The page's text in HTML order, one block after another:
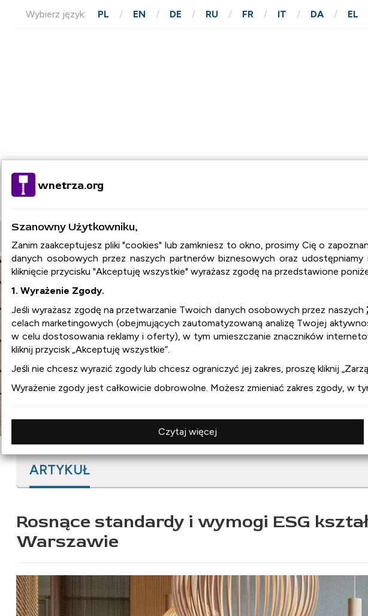
wnetrza.org
Szanowny Użytkowniku,
Zanim zaakceptujesz pliki "cookies" lub zamkniesz to okno, prosimy Cię o
danych osobowych przez naszych partnerów biznesowych oraz
kliknięcie przycisku "Akceptuję wszystkie" wyrażasz zgodę na przedstawione
1. Wyrażenie Zgody.
Jeśli wyrażasz zgodę na przetwarzanie Twoich danych osobowych przez naszych
celach marketingowych (obejmujących zautomatyzowaną analizę Twojej
w celu dostosowania reklamy i oferty), w tym umieszczanie znaczników
kliknij przycisk „Akceptuję wszystkie”.
Jeśli nie chcesz wyrazić zgody lub chcesz ograniczyć jej zakres, proszę kliknij
Wyrażenie zgody jest całkowicie dobrowolne. Możesz zmieniać zakres zgody, w
Czytaj więcej
Wybierz język: PL EN DE RU FR IT DA EL
STRONA GŁÓWNA
wnetrza.org
:aranżacja wnętrz
:projekty wnętrz
:design
:wyposażenie wnętrz
ARTYKUŁ
Rosnące standardy i wymogi ESG
Warszawie